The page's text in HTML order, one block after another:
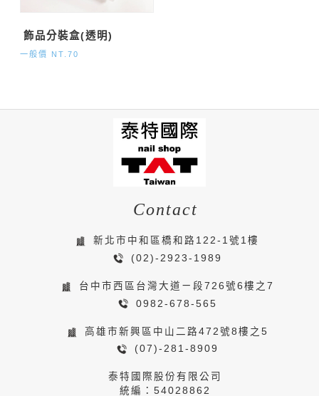
飾品分裝盒(透明)
一般價 NT.70
Contact
新北市中和區橋和路122-1號1樓
(02)-2923-1989
台中市西區台灣大道ㄧ段726號6樓之7
0982-678-565
高雄市新興區中山二路472號8樓之5
(07)-281-8909
泰特國際股份有限公司
統編：54028862